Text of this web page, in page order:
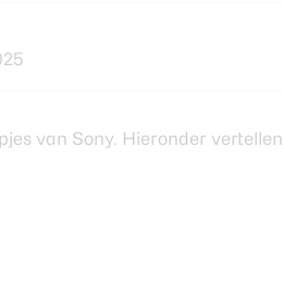
van Sony. Hieronder vertellen